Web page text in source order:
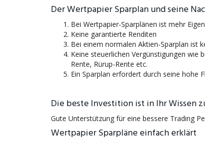
Der Wertpapier Sparplan und seine
Bei Wertpapier-Sparplänen ist mehr
Keine garantierte Renditen
Bei einem normalen Aktien-Sparplan ist
Keine steuerlichen Vergünstigungen wie
Rente, Rürup-Rente etc.
Ein Sparplan erfordert durch seine hohe
Die beste Investition ist in Ihr Wissen
Gute Unterstützung für eine bessere Trading
Wertpapier Sparpläne einfach erklärt